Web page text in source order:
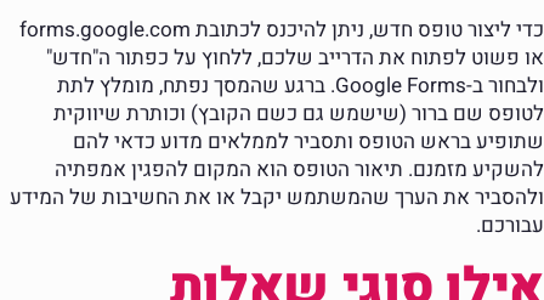
כדי ליצור טופס חדש, ניתן להיכנס לכתובת forms.google.com
או פשוט לפתוח את הדרייב שלכם, ללחוץ על כפתור ה"חדש"
ולבחור ב-Google Forms. ברגע שהמסך נפתח, מומלץ לתת
לטופס שם ברור (שישמש גם כשם הקובץ) וכותרת שיווקית
שתופיע בראש הטופס ותסביר לממלאים מדוע כדאי להם
להשקיע מזמנם. תיאור הטופס הוא המקום להפגין אמפתיה
ולהסביר את הערך שהמשתמש יקבל או את החשיבות של המידע
עבורכם.